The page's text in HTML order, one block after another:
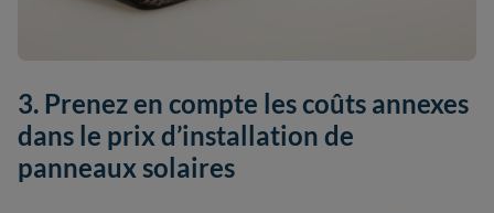
3. Prenez en compte les coûts annexes
dans le prix d’installation de
panneaux solaires